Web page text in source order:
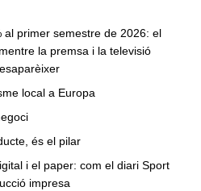
al primer semestre de 2026: el
la premsa i la televisió
local a Europa
és el pilar
i el paper: com el diari Sport
impresa